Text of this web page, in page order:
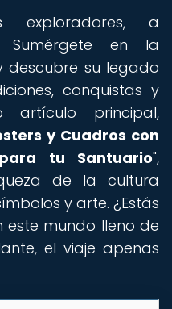
exploradores, a
en la
descubre su legado
conquistas y
artículo principal,
y Cuadros con
tu Santuario",
de la cultura
y arte. ¿Estás
mundo lleno de
el viaje apenas